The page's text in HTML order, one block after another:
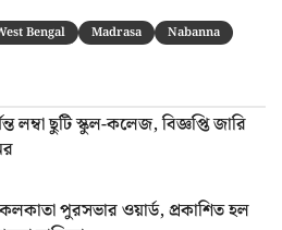
Bengal Madrasa Nabanna
লম্বা ছুটি স্কুল-কলেজ, বিজ্ঞপ্তি জারি
পুরসভার ওয়ার্ড, প্রকাশিত হল